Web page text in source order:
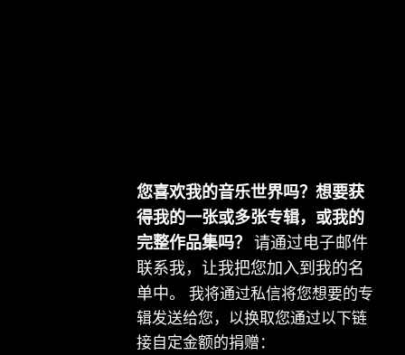
您喜欢我的音乐世界吗？想要获
得我的一张或多张专辑，或我的
完整作品集吗？ 请通过电子邮件
联系我，让我把您加入到我的名
单中。
我将通过私信将您想要的专
辑发送给您，以换取您通过以下链
接自定金额的捐赠：